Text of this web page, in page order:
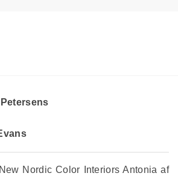
Nordic Color Interiors Antonia af